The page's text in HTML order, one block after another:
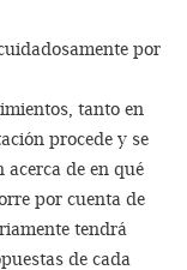
por
tanto en
procede y se
de en qué
por cuenta de
tendrá
de cada